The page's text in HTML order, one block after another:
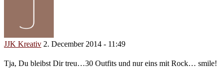
JJK Kreativ 2. December 2014 - 11:49
Tja, Du bleibst Dir treu…30 Outfits und nur eins mit Rock… smile!